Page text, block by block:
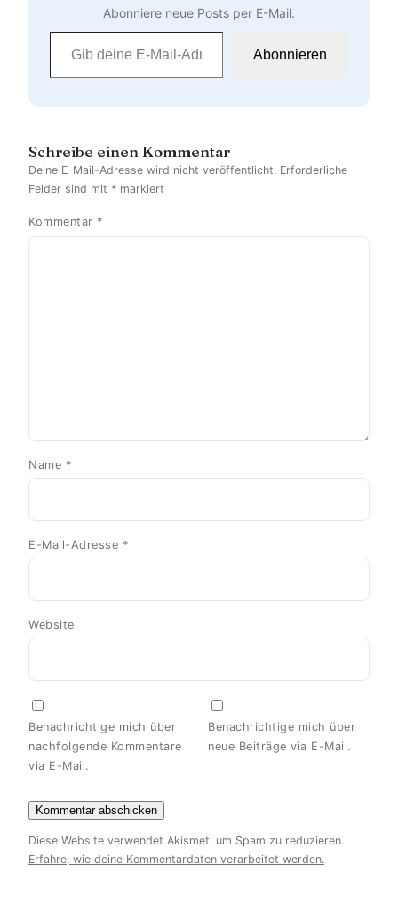
Abonniere neue Posts per E-Mail.
Gib deine E-Mail-Adresse ein …
Abonnieren
Schreibe einen Kommentar
Deine E-Mail-Adresse wird nicht veröffentlicht. Erforderliche
Felder sind mit * markiert
Kommentar *
Name *
E-Mail-Adresse *
Website
Benachrichtige mich über
nachfolgende Kommentare
via E-Mail.
Benachrichtige mich über
neue Beiträge via E-Mail.
Diese Website verwendet Akismet, um Spam zu reduzieren.
Erfahre, wie deine Kommentardaten verarbeitet werden.